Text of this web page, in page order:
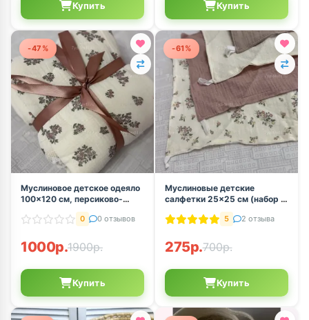
Купить Купить
-47%
Муслиновое детское одеяло
100x120 см, персиково-
0 0 отзывов
1000р.1900р.
Купить
-61%
Муслиновые детские
салфетки 25×25 см (набор 4
5 2 отзыва
275р.700р.
Купить